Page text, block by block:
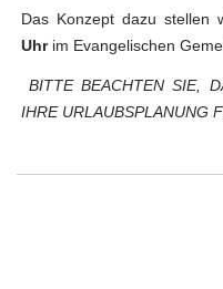
Das Konzept dazu stellen
Uhrim Evangelischen
BITTE BEACHTEN SIE,
IHRE URLAUBSPLANUNG